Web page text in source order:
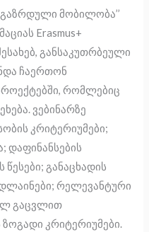
მობილობა’’
Erasmus+
განსაკუთრბეული
ჩაერთონ
რომლებიც
ვებინარზე
კრიტერიუმები;
დაფინანსების
განაცხადის
რელევანტური
გაცვლით
კრიტერიუმები.